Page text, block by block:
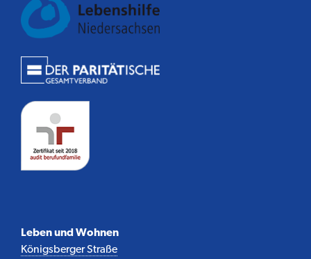
Leben und Wohnen
Königsberger Straße